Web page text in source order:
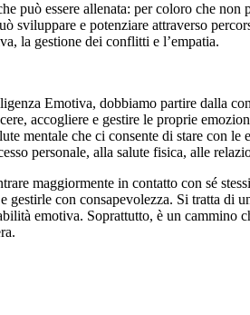
può essere allenata: per coloro che
sviluppare e potenziare attraverso
la gestione dei conflitti e l’empatia.
Emotiva, dobbiamo partire dalla
accogliere e gestire le proprie
mentale che ci consente di stare con
personale, alla salute fisica, alle
maggiormente in contatto con sé
con consapevolezza. Si tratta
emotiva. Soprattutto, è un cammino